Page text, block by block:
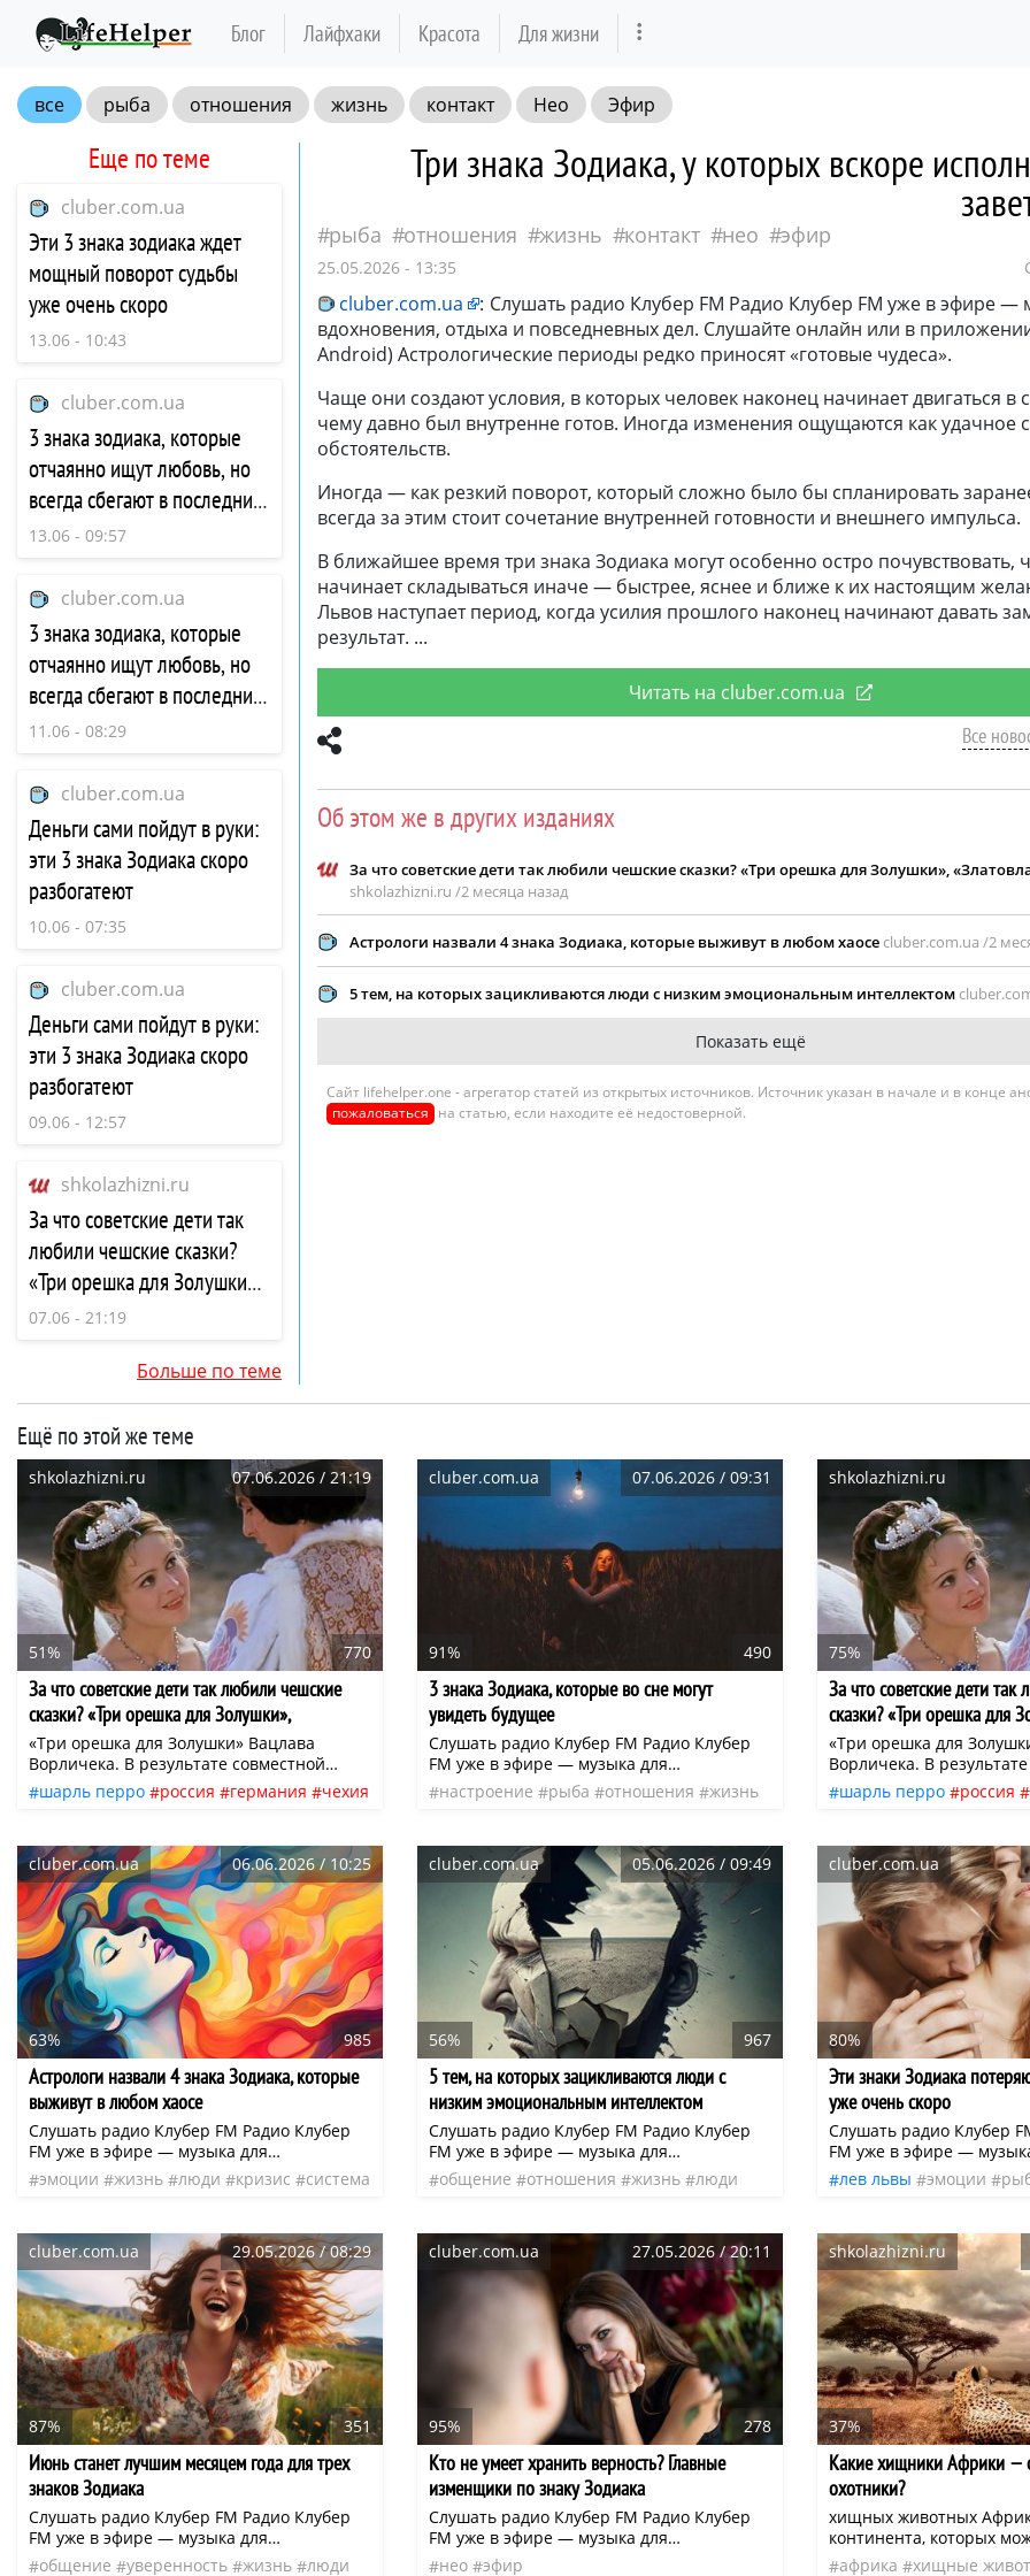
Блог Лайфхаки Красота Для жизни
все рыба отношения жизнь контакт Нео Эфир
Еще по теме
cluber.com.ua
Эти 3 знака зодиака ждет
мощный поворот судьбы
уже очень скоро
13.06 - 10:43
cluber.com.ua
3 знака зодиака, которые
отчаянно ищут любовь, но
всегда сбегают в последний
момент
13.06 - 09:57
cluber.com.ua
3 знака зодиака, которые
отчаянно ищут любовь, но
всегда сбегают в последний
момент
11.06 - 08:29
cluber.com.ua
Деньги сами пойдут в руки:
эти 3 знака Зодиака скоро
разбогатеют
10.06 - 07:35
cluber.com.ua
Деньги сами пойдут в руки:
эти 3 знака Зодиака скоро
разбогатеют
09.06 - 12:57
shkolazhizni.ru
За что советские дети так
любили чешские сказки?
«Три орешка для Золушки»,
«Златовласка» и другие…
07.06 - 21:19
Больше по теме
Три знака Зодиака, у которых вскоре
рыба отношения жизнь контакт нео эфир
25.05.2026 - 13:35
cluber.com.ua : Слушать радио Клубер FM Радио Клубер FM уже в эфире —
вдохновения, отдыха и повседневных дел. Слушайте онлайн или в
Android) Астрологические периоды редко приносят «готовые чудеса».
Чаще они создают условия, в которых человек наконец начинает двигаться в
чему давно был внутренне готов. Иногда изменения ощущаются как удачное
обстоятельств.
Иногда — как резкий поворот, который сложно было бы спланировать
всегда за этим стоит сочетание внутренней готовности и внешнего импульса.
В ближайшее время три знака Зодиака могут особенно остро почувствовать,
начинает складываться иначе — быстрее, яснее и ближе к их настоящим
Львов наступает период, когда усилия прошлого наконец начинают давать
результат.
Читать на cluber.com.ua
Все
Об этом же в других изданиях
За что советские дети так любили чешские сказки? «Три орешка для Золушки»,
shkolazhizni.ru /2 месяца назад
Астрологи назвали 4 знака Зодиака, которые выживут в любом хаосеcluber.com.ua /2
5 тем, на которых зацикливаются люди с низким эмоциональным интеллектом
Показать ещё
Сайт lifehelper.one - агрегатор статей из открытых источников. Источник указан в начале и в конце
пожаловаться на статью, если находите её недостоверной.
Ещё по этой же теме
shkolazhizni.ru 07.06.2026 / 21:19
51% 770
За что советские дети так любили чешские
сказки? «Три орешка для Золушки»,
«Златовласка» и другие…
«Три орешка для Золушки» Вацлава
Ворличека. В результате совместной
работы чешских и немецких
кинематографистов получилась
потрясающих пейзажей Шумавы на
границе Чехии и Баварии. Действие
сказки происходит в настоящих замках —
замке Морицбург и замке чешского
Швихова.
шарль перро россия германия
чехия
сказки
детский кинематограф
cluber.com.ua 07.06.2026 / 09:31
91% 490
3 знака Зодиака, которые во сне могут
увидеть будущее
Слушать радио Клубер FM Радио Клубер
FM уже в эфире — музыка для
вдохновения, отдыха и повседневных дел.
Слушайте онлайн или в приложении:
настроение рыба отношения
жизнь
shkolazhizni.ru
75%
За что советские дети
сказки? «Три орешка для
«Златовласка» и другие…
«Три орешка для
Ворличека. В
работы чешских и
кинематографистов
потрясающих
границе Чехии и
сказки происходит в
замке Морицбург и
Швихова.
шарль перро россия
сказки
детский
cluber.com.ua
06.06.2026 / 10:25
63% 985
Астрологи назвали 4 знака Зодиака, которые
выживут в любом хаосе
Слушать радио Клубер FM Радио Клубер
FM уже в эфире — музыка для
вдохновения, отдыха и повседневных дел.
Слушайте онлайн или в приложении:
эмоции жизнь люди кризис
система
cluber.com.ua 05.06.2026 / 09:49
56% 967
5 тем, на которых зацикливаются люди с
низким эмоциональным интеллектом
Слушать радио Клубер FM Радио Клубер
FM уже в эфире — музыка для
вдохновения, отдыха и повседневных дел.
Слушайте онлайн или в приложении:
общение отношения жизнь
люди
cluber.com.ua
80%
Эти знаки Зодиака
уже очень скоро
Слушать радио Клубер
FM уже в эфире —
вдохновения, отдыха и
Слушайте онлайн или в
лев львы эмоции
cluber.com.ua 29.05.2026 / 08:29
87% 351
Июнь станет лучшим месяцем года для трех
знаков Зодиака
Слушать радио Клубер FM Радио Клубер
FM уже в эфире — музыка для
вдохновения, отдыха и повседневных дел.
общение уверенность жизнь
люди
cluber.com.ua 27.05.2026 / 20:11
95% 278
Кто не умеет хранить верность? Главные
изменщики по знаку Зодиака
Слушать радио Клубер FM Радио Клубер
FM уже в эфире — музыка для
вдохновения, отдыха и повседневных дел.
нео эфир
shkolazhizni.ru
37%
Какие хищники Африки —
охотники?
хищных животных
континента, которых
самыми успешными. 1.
африка хищные